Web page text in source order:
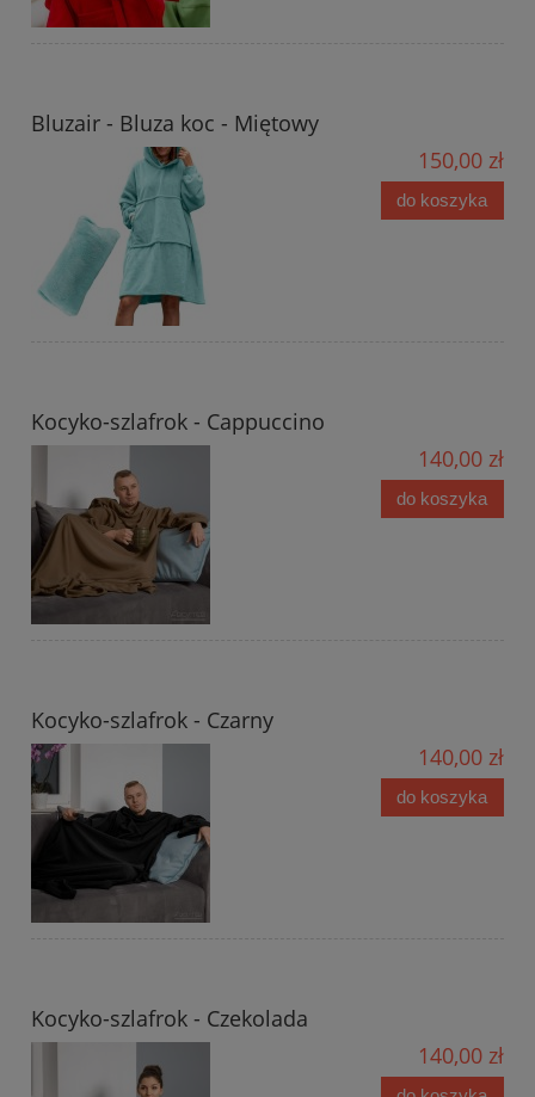
Bluzair - Bluza koc - Miętowy
150,00 zł
do koszyka
Kocyko-szlafrok - Cappuccino
140,00 zł
do koszyka
Kocyko-szlafrok - Czarny
140,00 zł
do koszyka
Kocyko-szlafrok - Czekolada
140,00 zł